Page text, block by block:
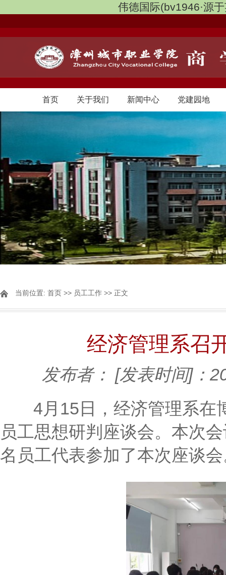
伟德国际(bv1946·源
首页 关于我们 新闻中心 党建园地
当前位置: 首页 >> 员工工作 >> 正文
经济管理系召
发布者： [发表时间]：
4月15日，经济管理系在
员工思想研判座谈会。本次
名员工代表参加了本次座谈